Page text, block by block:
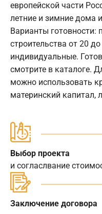
европейской части
летние и зимние дома
Варианты готовности:
строительства от 20
индивидуальные.
смотрите в каталоге.
можно использовать
материнский капитал,
Выбор проекта
и согласлвание
Заключение договора